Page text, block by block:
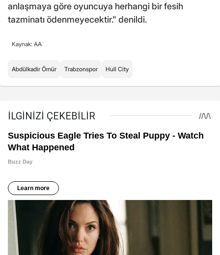
anlaşmaya göre oyuncuya herhangi bir fesih
tazminatı ödenmeyecektir." denildi.
Kaynak: AA
Abdülkadir Ömür Trabzonspor Hull City